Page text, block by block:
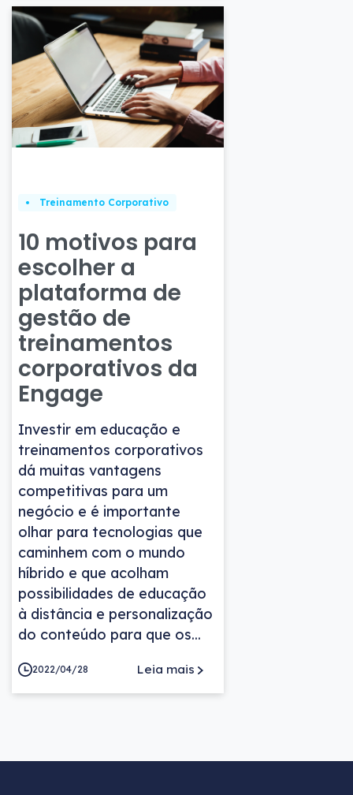
Treinamento Corporativo
10 motivos para
escolher a
plataforma de
gestão de
treinamentos
corporativos da
Engage
Investir em educação e
treinamentos corporativos
dá muitas vantagens
competitivas para um
negócio e é importante
olhar para tecnologias que
caminhem com o mundo
híbrido e que acolham
possibilidades de educação
à distância e personalização
do conteúdo para que os...
2022/04/28 Leia mais